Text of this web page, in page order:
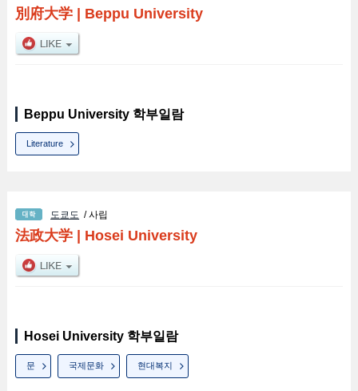
別府大学| Beppu University
Beppu University 학부일람
Literature
도쿄도 / 사립
法政大学| Hosei University
Hosei University 학부일람
문 국제문화 현대복지